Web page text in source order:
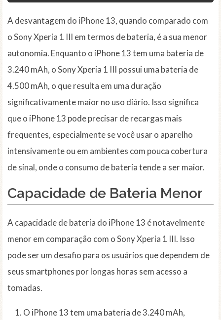
A desvantagem do iPhone 13, quando comparado com
o Sony Xperia 1 III em termos de bateria, é a sua menor
autonomia. Enquanto o iPhone 13 tem uma bateria de
3.240 mAh, o Sony Xperia 1 III possui uma bateria de
4.500 mAh, o que resulta em uma duração
significativamente maior no uso diário. Isso significa
que o iPhone 13 pode precisar de recargas mais
frequentes, especialmente se você usar o aparelho
intensivamente ou em ambientes com pouca cobertura
de sinal, onde o consumo de bateria tende a ser maior.
Capacidade de Bateria Menor
A capacidade de bateria do iPhone 13 é notavelmente
menor em comparação com o Sony Xperia 1 III. Isso
pode ser um desafio para os usuários que dependem de
seus smartphones por longas horas sem acesso a
tomadas.
O iPhone 13 tem uma bateria de 3.240 mAh,